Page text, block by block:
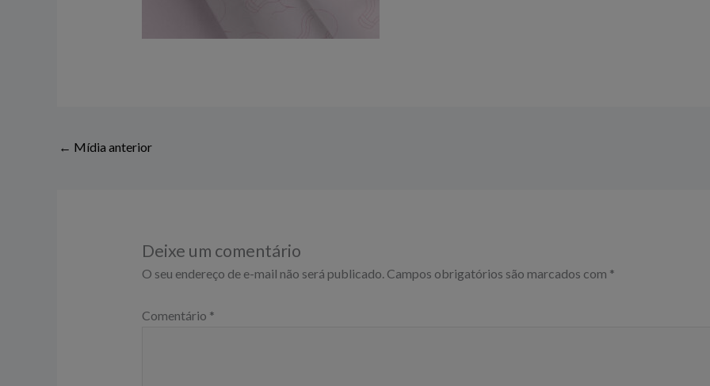
← Mídia anterior
Deixe um comentário
O seu endereço de e-mail não será publicado. Campos obrigatórios são marcados com *
Comentário *